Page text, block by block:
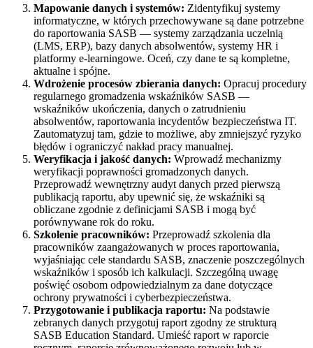
Mapowanie danych i systemów: Zidentyfikuj systemy
informatyczne, w których przechowywane są dane potrzebne
do raportowania SASB — systemy zarządzania uczelnią
(LMS, ERP), bazy danych absolwentów, systemy HR i
platformy e-learningowe. Oceń, czy dane te są kompletne,
aktualne i spójne.
Wdrożenie procesów zbierania danych: Opracuj procedury
regularnego gromadzenia wskaźników SASB —
wskaźników ukończenia, danych o zatrudnieniu
absolwentów, raportowania incydentów bezpieczeństwa IT.
Zautomatyzuj tam, gdzie to możliwe, aby zmniejszyć ryzyko
błędów i ograniczyć nakład pracy manualnej.
Weryfikacja i jakość danych: Wprowadź mechanizmy
weryfikacji poprawności gromadzonych danych.
Przeprowadź wewnętrzny audyt danych przed pierwszą
publikacją raportu, aby upewnić się, że wskaźniki są
obliczane zgodnie z definicjami SASB i mogą być
porównywane rok do roku.
Szkolenie pracowników: Przeprowadź szkolenia dla
pracowników zaangażowanych w proces raportowania,
wyjaśniając cele standardu SASB, znaczenie poszczególnych
wskaźników i sposób ich kalkulacji. Szczególną uwagę
poświęć osobom odpowiedzialnym za dane dotyczące
ochrony prywatności i cyberbezpieczeństwa.
Przygotowanie i publikacja raportu: Na podstawie
zebranych danych przygotuj raport zgodny ze strukturą
SASB Education Standard. Umieść raport w raporcie